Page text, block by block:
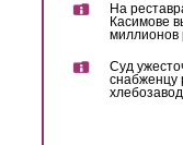
На
Касимове
миллионов
Суд
снабженцу